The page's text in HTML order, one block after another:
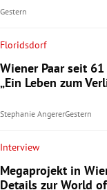
Gestern
Floridsdorf
Wiener Paar seit
„Ein Leben zum
Stephanie AngererGestern
Interview
Megaprojekt in
Details zur World